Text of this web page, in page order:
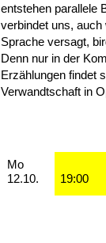
entstehen parallele
verbindet uns,
Sprache versagt,
Denn nur in der
Erzählungen findet
Verwandtschaft in
Montag, 12.
Mo
12.10.
19:00